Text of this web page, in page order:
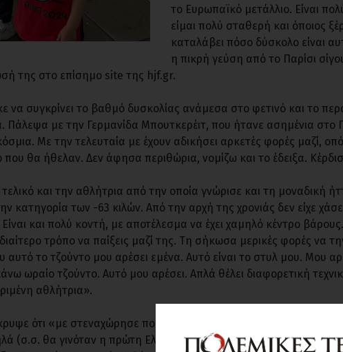
το Ευρωπαϊκό μετάλλιο. Είναι
είμαι πολύ σταθερή και όποιος
καταλάβει πόσο δύσκολο είναι
η πικρή γεύση από το Παρίσι
της στο επίσημο site της hjf.gr.
να συγκρίνει το βαθμό δυσκολίας ανάμεσα στο φετινό και το
με την Γερμανίδα Μπουτκερέιτ, που ήτανε ασημένια στο
Με την τελευταία με έχουν αδικήσει αρκετές φορές μαζί,
θα ήθελαν. Δεν άφησα περιθώρια, νομίζω και το έδειξα.
και την αθλήτρια από την οποία γνώρισε και τη μοναδική
κατηγορία των -63 κιλών. Από την αρχή της χρονιάς δεν είχε
και πολύ κοντή, με αποτέλεσμα να έχει χαμηλό κέντρο
τρόπο να παίξεις μαζί της. Τη σήκωσα μερικές φορές να
αυτό το τζούντο μου αρέσει εμένα. Αυτό είναι το στυλ μου. Μου
ωραίο τζούντο. Αυτό μου αρέσει. Απλά θέλει διαφορετική
αθλήτρια».
ότι «με στεναχώρησε που δεν πήρα το χρυσό και δεν
(σ.σ. θα γινόταν η πρώτη Ελληνίδα τζουντόκα με χρυσό σε